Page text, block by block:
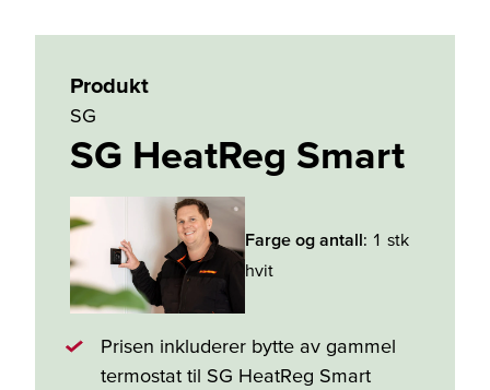
Produkt
SG
SG HeatReg Smart
Farge og antall: 1 stk
hvit
Prisen inkluderer bytte av gammel
termostat til SG HeatReg Smart